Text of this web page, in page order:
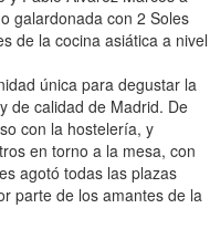
galardonada con 2 Soles
de la cocina asiática a nivel
única para degustar la
de calidad de Madrid. De
con la hostelería, y
en torno a la mesa, con
agotó todas las plazas
parte de los amantes de la